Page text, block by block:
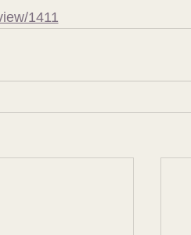
1411